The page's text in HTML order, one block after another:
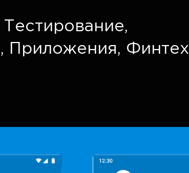
Тестирование,
, Приложения, Финтех